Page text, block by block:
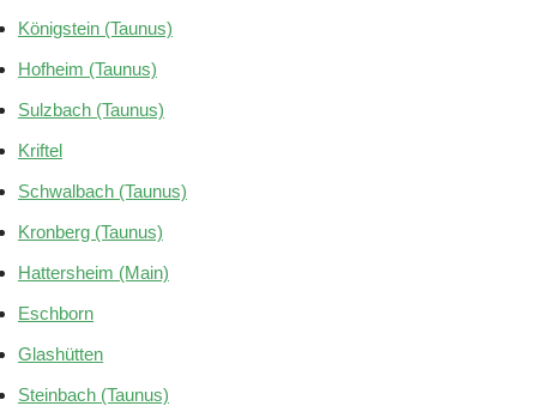
Königstein (Taunus)
Hofheim (Taunus)
Sulzbach (Taunus)
Kriftel
Schwalbach (Taunus)
Kronberg (Taunus)
Hattersheim (Main)
Eschborn
Glashütten
Steinbach (Taunus)